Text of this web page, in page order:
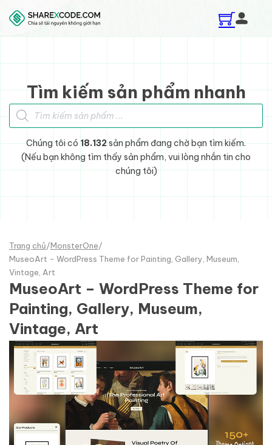
Skip to main content
Skip to footer
Tìm kiếm sản phẩm nhanh
Tìm kiếm sản phẩm
Chúng tôi có 18.132sản phẩm đang chờ bạn tìm kiếm.
(Nếu bạn không tìm thấy sản phẩm, vui lòng nhắn tin cho
chúng tôi)
Trang chủ/MonsterOne/
MuseoArt - WordPress Theme for Painting, Gallery, Museum,
Vintage, Art
MuseoArt – WordPress Theme for
Painting, Gallery, Museum,
Vintage, Art